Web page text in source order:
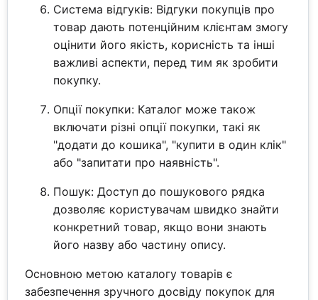
Система відгуків: Відгуки покупців про
товар дають потенційним клієнтам змогу
оцінити його якість, корисність та інші
важливі аспекти, перед тим як зробити
покупку.
Опції покупки: Каталог може також
включати різні опції покупки, такі як
"додати до кошика", "купити в один клік"
або "запитати про наявність".
Пошук: Доступ до пошукового рядка
дозволяє користувачам швидко знайти
конкретний товар, якщо вони знають
його назву або частину опису.
Основною метою каталогу товарів є
забезпечення зручного досвіду покупок для